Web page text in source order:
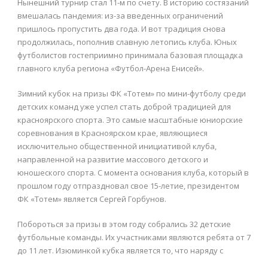
Нынешний турнир стал 11-м по счету. В историю состязаний
вмешалась пандемия: из-за введенных ограничений
пришлось пропустить два года. И вот традиция снова
продолжилась, пополнив славную летопись клуба. Юных
футболистов гостеприимно принимала базовая площадка
главного клуба региона «Футбол-Арена Енисей».
Зимний кубок на призы ФК «Тотем» по мини-футболу среди
детских команд уже успел стать доброй традицией для
красноярского спорта. Это самые масштабные юниорские
соревнования в Красноярском крае, являющиеся
исключительно общественной инициативой клуба,
направленной на развитие массового детского и
юношеского спорта. С момента основания клуба, который в
прошлом году отпраздновал свое 15-летие, президентом
ФК «Тотем» является Сергей Горбунов.
Побороться за призы в этом году собрались 32 детские
футбольные команды. Их участниками являются ребята от 7
до 11 лет. Изюминкой кубка является то, что наряду с